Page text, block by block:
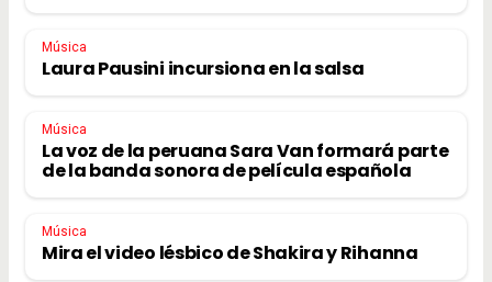
Música
Laura Pausini incursiona en la salsa
Música
La voz de la peruana Sara Van formará parte
de la banda sonora de película española
Música
Mira el video lésbico de Shakira y Rihanna